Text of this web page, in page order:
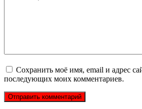
Сохранить моё имя, email и адрес
последующих моих комментариев.